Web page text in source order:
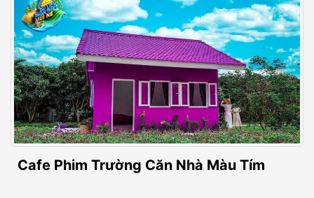
Cafe Phim Trường Căn Nhà Màu Tím